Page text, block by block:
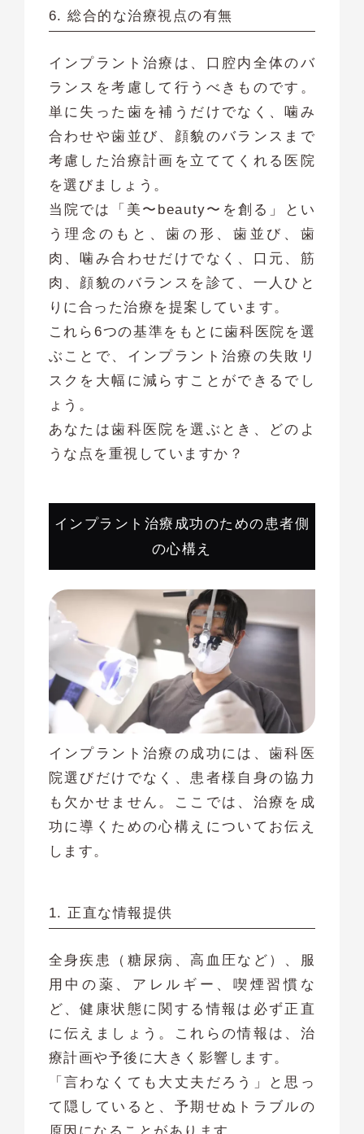
6. 総合的な治療視点の有無
インプラント治療は、口腔内全体のバ
ランスを考慮して行うべきものです。
単に失った歯を補うだけでなく、噛み
合わせや歯並び、顔貌のバランスまで
考慮した治療計画を立ててくれる医院
を選びましょう。
当院では「美〜beauty〜を創る」とい
う理念のもと、歯の形、歯並び、歯
肉、噛み合わせだけでなく、口元、筋
肉、顔貌のバランスを診て、一人ひと
りに合った治療を提案しています。
これら6つの基準をもとに歯科医院を選
ぶことで、インプラント治療の失敗リ
スクを大幅に減らすことができるでし
ょう。
あなたは歯科医院を選ぶとき、どのよ
うな点を重視していますか？
インプラント治療成功のための患者側
の心構え
インプラント治療の成功には、歯科医
院選びだけでなく、患者様自身の協力
も欠かせません。ここでは、治療を成
功に導くための心構えについてお伝え
します。
1. 正直な情報提供
全身疾患（糖尿病、高血圧など）、服
用中の薬、アレルギー、喫煙習慣な
ど、健康状態に関する情報は必ず正直
に伝えましょう。これらの情報は、治
療計画や予後に大きく影響します。
「言わなくても大丈夫だろう」と思っ
て隠していると、予期せぬトラブルの